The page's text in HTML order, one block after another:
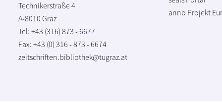
Technikerstraße 4
A-8010 Graz
Tel: +43 (316) 873 - 6677
Fax: +43 (0) 316 - 873 - 6674
zeitschriften.bibliothek@tugraz.at
anno Projekt